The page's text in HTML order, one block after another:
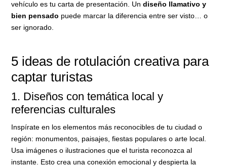
vehículo es tu carta de presentación. Undiseño llamativo y
bien pensado puede marcar la diferencia entre ser visto… o
ser ignorado.
5 ideas de rotulación creativa para
captar turistas
1. Diseños con temática local y
referencias culturales
Inspírate en los elementos más reconocibles de tu ciudad o
región: monumentos, paisajes, fiestas populares o arte local.
Usa imágenes o ilustraciones que el turista reconozca al
instante. Esto crea una conexión emocional y despierta la